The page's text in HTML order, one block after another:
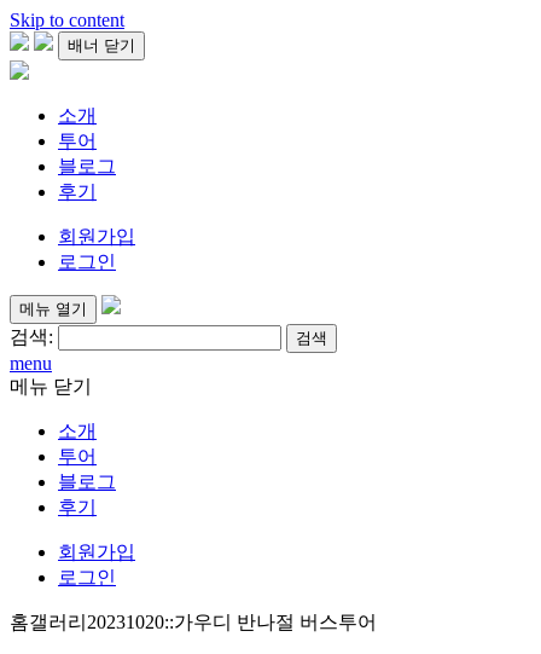
Skip to content
배너 닫기
소개
투어
블로그
후기
회원가입
로그인
메뉴 열기
검색:
menu
메뉴 닫기
소개
투어
블로그
후기
회원가입
로그인
홈갤러리 20231020::가우디 반나절 버스투어